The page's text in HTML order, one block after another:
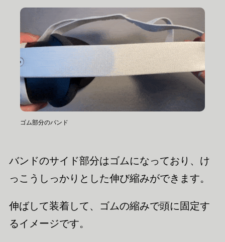
ゴム部分のバンド
バンドのサイド部分はゴムになっており、け
っこうしっかりとした伸び縮みができます。
伸ばして装着して、ゴムの縮みで頭に固定す
るイメージです。